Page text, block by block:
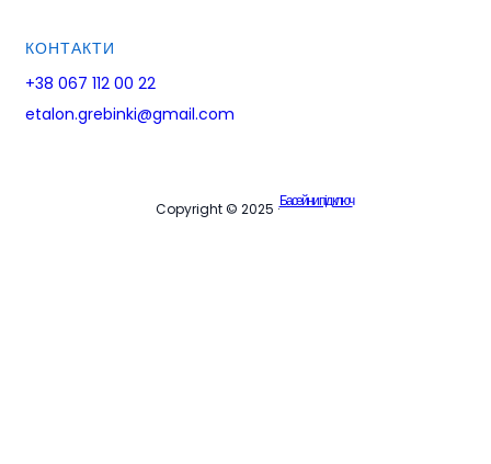
КОНТАКТИ
+38 067 112 00 22
etalon.grebinki@gmail.com
Copyright © 2025 ·Басейни під ключ